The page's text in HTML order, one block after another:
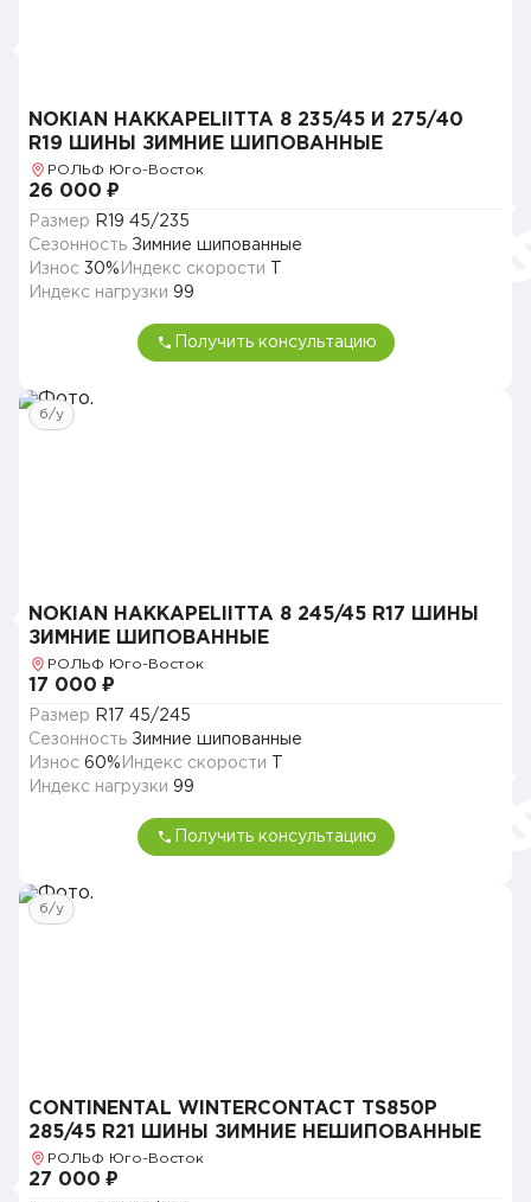
NOKIAN HAKKAPELIITTA 8 235/45 И 275/40
R19 ШИНЫ ЗИМНИЕ ШИПОВАННЫЕ
РОЛЬФ Юго-Восток
26 000 ₽
Размер
R19 45/235
Сезонность Зимние шипованные
Износ 30% Индекс скорости
Индекс нагрузки 99
Получить консультацию
б/у
NOKIAN HAKKAPELIITTA 8 245/45 R17 ШИНЫ
ЗИМНИЕ ШИПОВАННЫЕ
РОЛЬФ Юго-Восток
17 000 ₽
Размер
R17 45/245
Сезонность Зимние шипованные
Износ 60% Индекс скорости
Индекс нагрузки 99
Получить консультацию
б/у
CONTINENTAL WINTERCONTACT TS850P
285/45 R21 ШИНЫ ЗИМНИЕ НЕШИПОВАННЫЕ
РОЛЬФ Юго-Восток
27 000 ₽